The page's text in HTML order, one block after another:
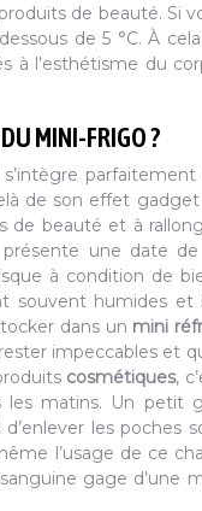
de beauté. Si
de 5 °C. À
à l’esthétisme du
MINI-FRIGO ?
s’intègre
de son effet
de beauté et à
une date
à condition de
souvent humides
dans un mini
impeccables et
cosmétiques,
les matins. Un petit
les poches
l’usage de ce
gage